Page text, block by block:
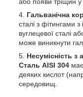
Гальванічна
сталі з фітингами
вуглецевої сталі
може виникнути
Несумісність
Сталь AISI 304
деяких кислот
середовищ.